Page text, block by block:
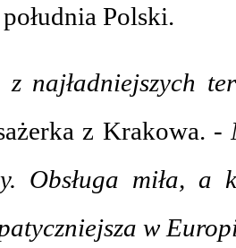
Polski.
z najładniejszych
z Krakowa. -
Obsługa miła, a
w